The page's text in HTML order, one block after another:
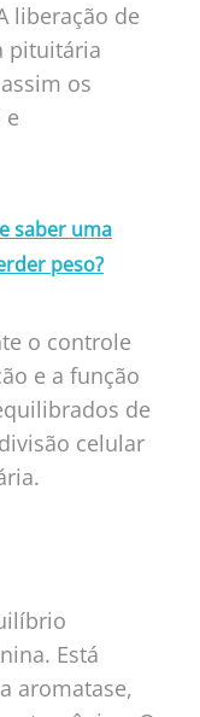
liberação de
pituitária
os
e
saber uma
peso?
o controle
e a função
de
celular
Está
aromatase,